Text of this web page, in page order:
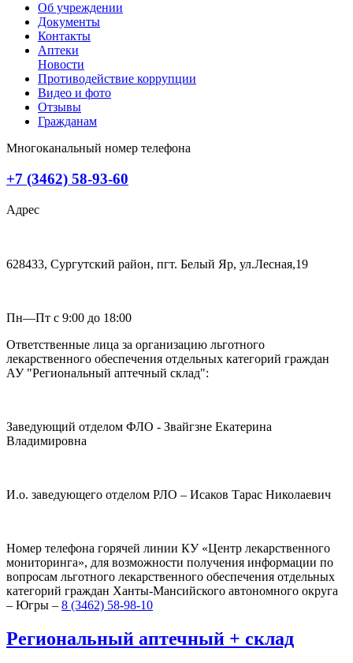
Об учреждении
Документы
Контакты
Аптеки
Новости
Противодействие коррупции
Видео и фото
Отзывы
Гражданам
Многоканальный номер телефона
+7 (3462) 58-93-60
Адрес
628433, Сургутский район, пгт. Белый Яр, ул.Лесная,19
Пн—Пт с 9:00 до 18:00
Ответственные лица за организацию льготного
лекарственного обеспечения отдельных категорий граждан
АУ "Региональный аптечный склад":
Заведующий отделом ФЛО - Звайгзне Екатерина
Владимировна
И.о. заведующего отделом РЛО – Исаков Тарас Николаевич
Номер телефона горячей линии КУ «Центр лекарственного
мониторинга», для возможности получения информации по
вопросам льготного лекарственного обеспечения отдельных
категорий граждан Ханты-Мансийского автономного округа
– Югры – 8 (3462) 58-98-10
Региональный аптечный + склад